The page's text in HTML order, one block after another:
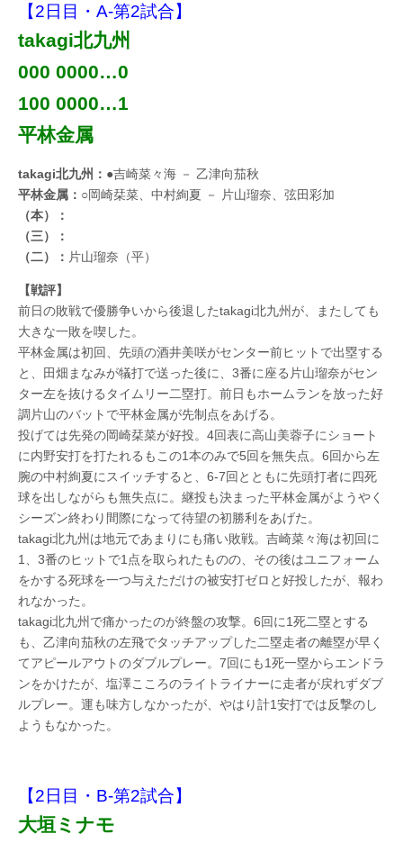
【2日目・A-第2試合】
takagi北九州
000 0000…0
100 0000…1
平林金属
takagi北九州： ●吉崎菜々海 － 乙津向茄秋
平林金属： ○岡崎栞菜、中村絢夏 － 片山瑠奈、弦田彩加
（本）：
（三）：
（二）： 片山瑠奈（平）
【戦評】
前日の敗戦で優勝争いから後退したtakagi北九州が、またしても
大きな一敗を喫した。
平林金属は初回、先頭の酒井美咲がセンター前ヒットで出塁する
と、田畑まなみが犠打で送った後に、3番に座る片山瑠奈がセン
ター左を抜けるタイムリー二塁打。前日もホームランを放った好
調片山のバットで平林金属が先制点をあげる。
投げては先発の岡崎栞菜が好投。4回表に高山美蓉子にショート
に内野安打を打たれるもこの1本のみで5回を無失点。6回から左
腕の中村絢夏にスイッチすると、6-7回とともに先頭打者に四死
球を出しながらも無失点に。継投も決まった平林金属がようやく
シーズン終わり間際になって待望の初勝利をあげた。
takagi北九州は地元であまりにも痛い敗戦。吉崎菜々海は初回に
1、3番のヒットで1点を取られたものの、その後はユニフォーム
をかする死球を一つ与えただけの被安打ゼロと好投したが、報わ
れなかった。
takagi北九州で痛かったのが終盤の攻撃。6回に1死二塁とする
も、乙津向茄秋の左飛でタッチアップした二塁走者の離塁が早く
てアピールアウトのダブルプレー。7回にも1死一塁からエンドラ
ンをかけたが、塩澤こころのライトライナーに走者が戻れずダブ
ルプレー。運も味方しなかったが、やはり計1安打では反撃のし
ようもなかった。
【2日目・B-第2試合】
大垣ミナモ